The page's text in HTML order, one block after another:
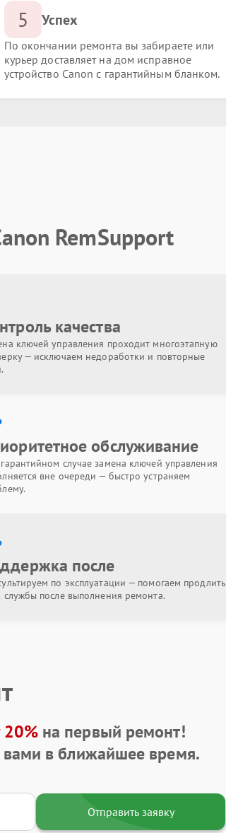
5 Успех
По окончании ремонта вы забираете или
курьер доставляет на дом исправное
устройство Canon с гарантийным бланком.
RemSupport
качества
ключей управления проходит многоэтапную
— исключаем недоработки и повторные
обслуживание
случае замена ключей управления
вне очереди — быстро устраняем
после
по эксплуатации — помогаем продлить
службы после выполнения ремонта.
20%на первый ремонт!
в ближайшее время.
Отправить заявку